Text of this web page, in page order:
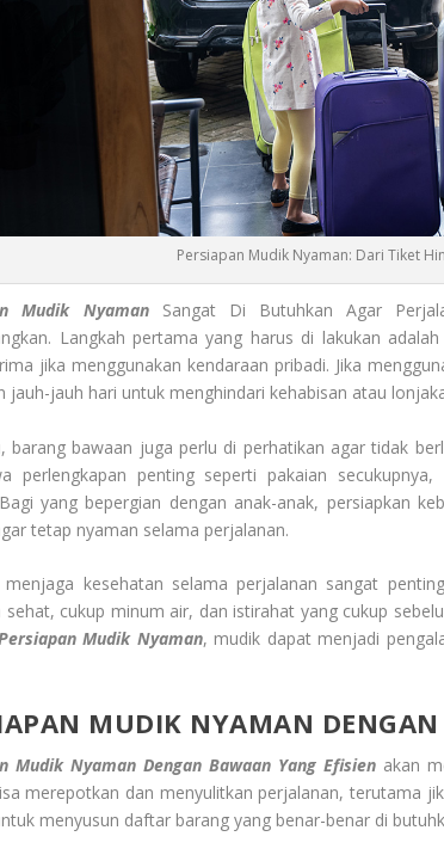
Persiapan Mudik Nyaman: Dari Tiket
Mudik NyamanSangat Di Butuhkan Agar
Langkah pertama yang harus di lakukan
jika menggunakan kendaraan pribadi. Jika
jauh-jauh hari untuk menghindari kehabisan atau
barang bawaan juga perlu di perhatikan agar tidak
perlengkapan penting seperti pakaian
yang bepergian dengan anak-anak, persiapkan
tetap nyaman selama perjalanan.
menjaga kesehatan selama perjalanan sangat
sehat, cukup minum air, dan istirahat yang cukup
Mudik Nyaman, mudik dapat menjadi
MUDIK NYAMAN
Mudik Nyaman Dengan Bawaan Yang Efisien akan
merepotkan dan menyulitkan perjalanan, terutama
menyusun daftar barang yang benar-benar di